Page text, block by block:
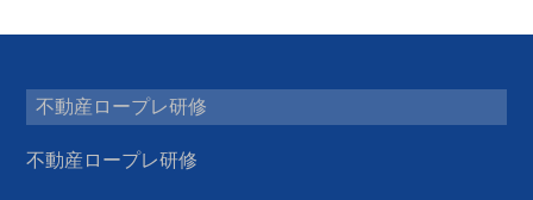
不動産ロープレ研修
不動産ロープレ研修